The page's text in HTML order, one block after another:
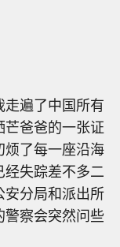
走遍了中国所有
芒爸爸的一张证
烦了每一座沿海
失踪差不多二
安分局和派出所
警察会突然问些